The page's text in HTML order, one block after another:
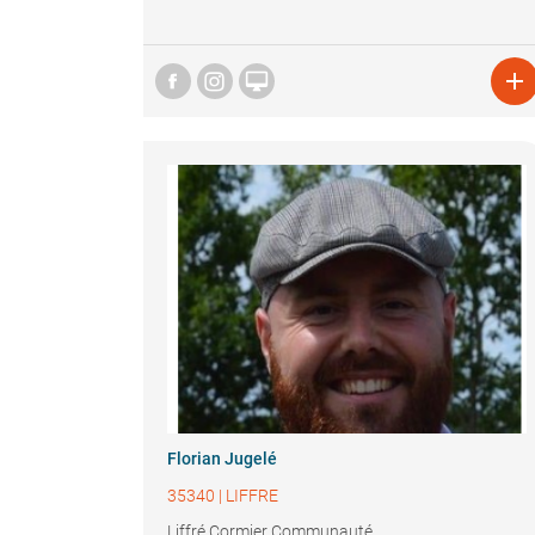
 
Florian Jugelé
35340 | LIFFRE